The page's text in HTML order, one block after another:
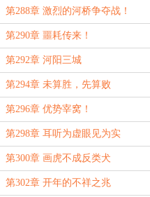
第288章 激烈的河桥争夺战！
第290章 噩耗传来！
第292章 河阳三城
第294章 未算胜，先算败
第296章 优势宰窝！
第298章 耳听为虚眼见为实
第300章 画虎不成反类犬
第302章 开年的不祥之兆